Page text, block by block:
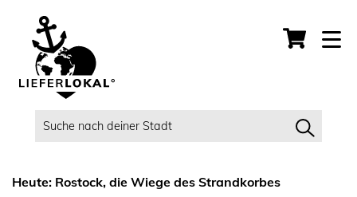
Heute: Rostock, die Wiege des Strandkorbes